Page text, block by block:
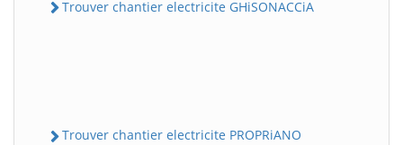
Trouver chantier electricite GHiSONACCiA
Trouver chantier electricite PROPRiANO